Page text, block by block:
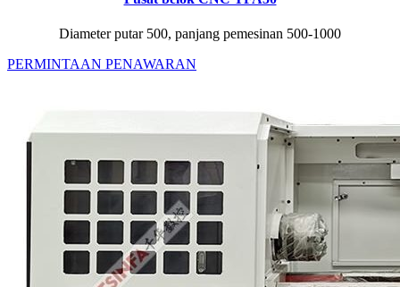
Diameter putar 500, panjang pemesinan 500-1000
PERMINTAAN PENAWARAN